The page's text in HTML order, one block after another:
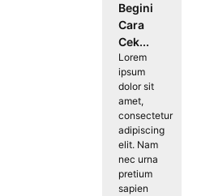
Begini
Cara
Cek...
Lorem
ipsum
dolor sit
amet,
consectetur
adipiscing
elit. Nam
nec urna
pretium
sapien